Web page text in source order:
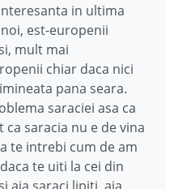
in ultima
est-europenii
mult mai
chiar daca nici
pana seara.
saraciei asa ca
saracia nu e de vina
te intrebi cum de am
te uiti la cei din
aia saraci lipiti, aia